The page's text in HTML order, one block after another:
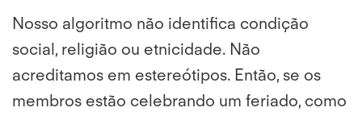
Nosso algoritmo não identifica condição
social, religião ou etnicidade. Não
acreditamos em estereótipos. Então, se os
membros estão celebrando um feriado, como